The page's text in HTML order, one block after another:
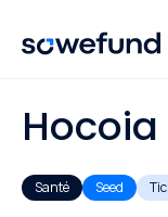
Hocoia
Santé Seed